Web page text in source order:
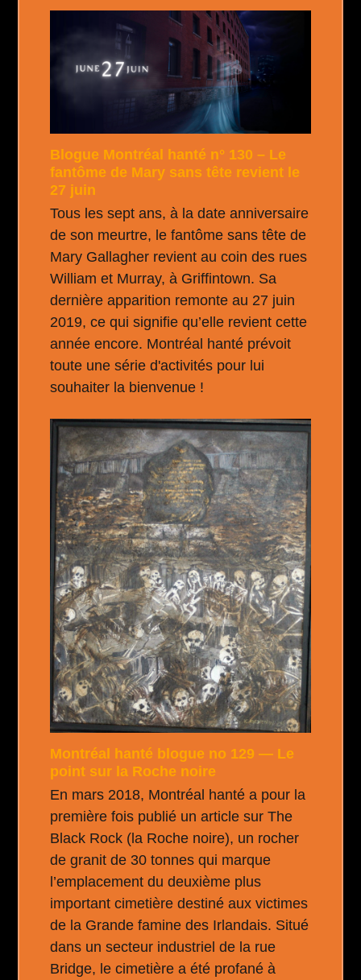
Blogue Montréal hanté n° 130 – Le
fantôme de Mary sans tête revient le
27 juin
Tous les sept ans, à la date anniversaire
de son meurtre, le fantôme sans tête de
Mary Gallagher revient au coin des rues
William et Murray, à Griffintown. Sa
dernière apparition remonte au 27 juin
2019, ce qui signifie qu’elle revient cette
année encore. Montréal hanté prévoit
toute une série d'activités pour lui
souhaiter la bienvenue !
Montréal hanté blogue no 129 — Le
point sur la Roche noire
En mars 2018, Montréal hanté a pour la
première fois publié un article sur The
Black Rock (la Roche noire), un rocher
de granit de 30 tonnes qui marque
l’emplacement du deuxième plus
important cimetière destiné aux victimes
de la Grande famine des Irlandais. Situé
dans un secteur industriel de la rue
Bridge, le cimetière a été profané à